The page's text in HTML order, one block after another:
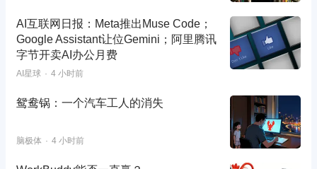
AI互联网日报：Meta推出Muse Code；
Google Assistant让位Gemini；阿里腾讯
字节开卖AI办公月费
AI星球 4 小时前
鸳鸯锅：一个汽车工人的消失
脑极体 4 小时前